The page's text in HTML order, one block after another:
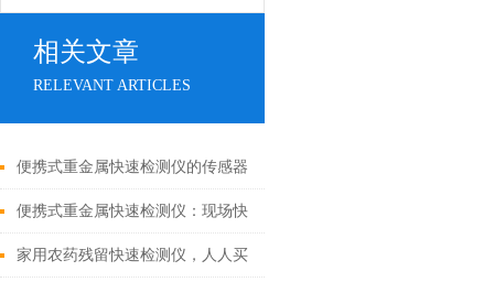
相关文章
RELEVANT ARTICLES
便携式重金属快速检测仪的传感器
材料选择对检测精度的影响
便携式重金属快速检测仪：现场快
速筛查的移动实验室
家用农药残留快速检测仪，人人买